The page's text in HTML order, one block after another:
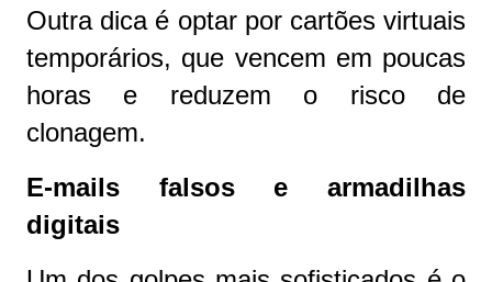
Outra dica é optar por cartões virtuais
temporários, que vencem em poucas
horas e reduzem o risco de
clonagem.
E-mails falsos e armadilhas
digitais